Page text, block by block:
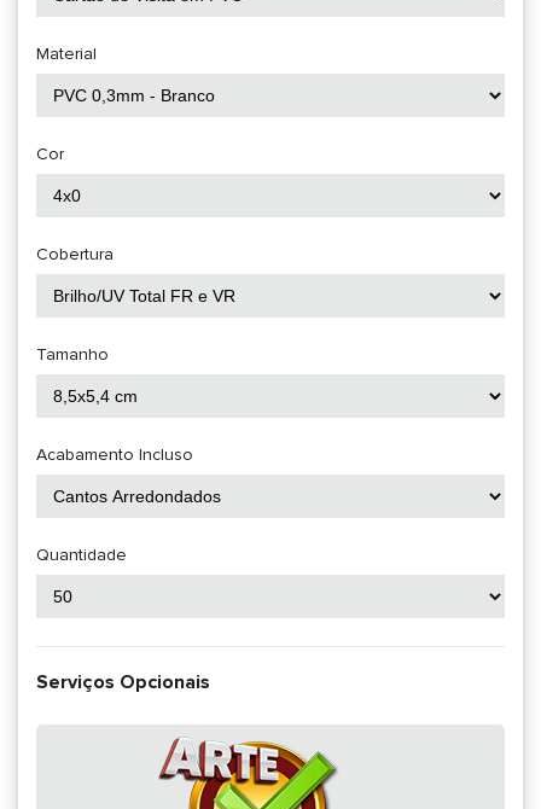
Material
Cor
Cobertura
Tamanho
Acabamento Incluso
Quantidade
Serviços Opcionais